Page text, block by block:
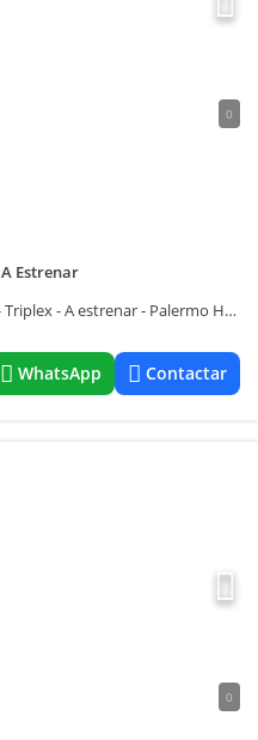
0
A Estrenar
Venta-Departamento - 2 Ambientes - Triplex - A estrenar - Palermo Hollywood - Balcón - Terraza
WhatsApp Contactar
0